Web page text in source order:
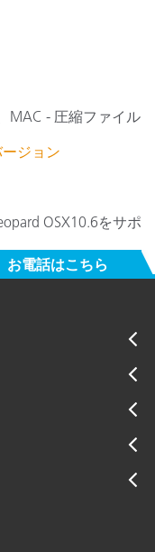
MAC - 圧縮ファイル
ジョン
OSX10.6をサポ
お電話はこちら